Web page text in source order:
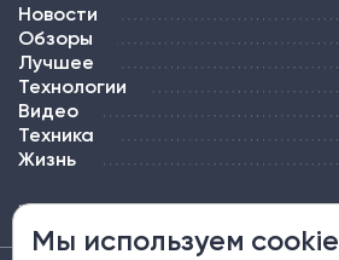
Новости
Обзоры
Лучшее
Технологии
Видео
Техника
Жизнь
ПОДПИСКА РЕКЛАМА КОНТАКТЫ
Мы используем cookie